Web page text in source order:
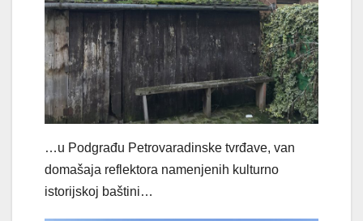
…u Podgrađu Petrovaradinske tvrđave, van
domašaja reflektora namenjenih kulturno
istorijskoj baštini…